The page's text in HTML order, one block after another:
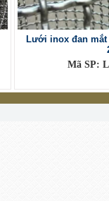
Lưới inox đan mắt
Mã SP: